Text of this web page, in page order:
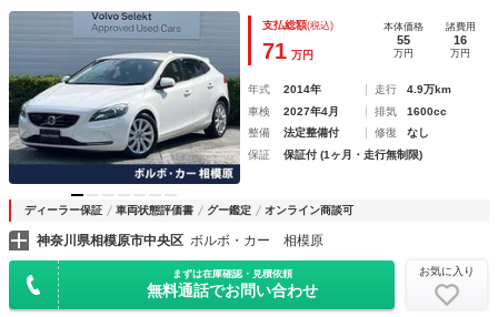
ート シートヒーター ＥＴＣ ＨＩＤヘッドライト
支払総額(税込)
71 万円
本体価格
55
万円
諸費用
16
万円
年式 2014年 走行
4.9万km
車検
2027年4月 排気
1600cc
整備
法定整備付 修復
なし
保証
保証付 (1ヶ月・走行無制限)
ディーラー保証 車両状態評価書 グー鑑定 オンライン商談可
神奈川県相模原市中央区 ボルボ・カー 相模原
まずは在庫確認・見積依頼
無料通話でお問い合わせ
お気に入り